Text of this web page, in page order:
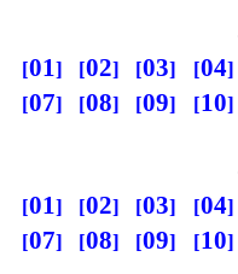
01 02 03 04
07
08 09 10
01 02 03 04
07
08 09 10